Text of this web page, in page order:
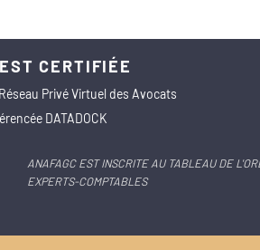
CERTIFIÉE
Privé Virtuel des Avocats
DATADOCK
ANAFAGC EST INSCRITE AU TABLEAU DE
EXPERTS-COMPTABLES